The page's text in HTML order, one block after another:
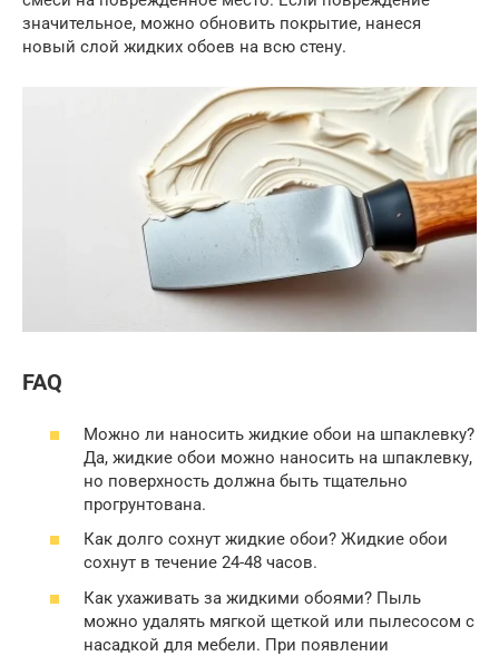
значительное, можно обновить покрытие, нанеся
новый слой жидких обоев на всю стену.
FAQ
Можно ли наносить жидкие обои на шпаклевку?
Да, жидкие обои можно наносить на шпаклевку,
но поверхность должна быть тщательно
прогрунтована.
Как долго сохнут жидкие обои? Жидкие обои
сохнут в течение 24-48 часов.
Как ухаживать за жидкими обоями? Пыль
можно удалять мягкой щеткой или пылесосом с
насадкой для мебели. При появлении